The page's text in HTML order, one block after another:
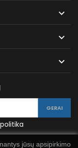



jūsų apsipirkimo